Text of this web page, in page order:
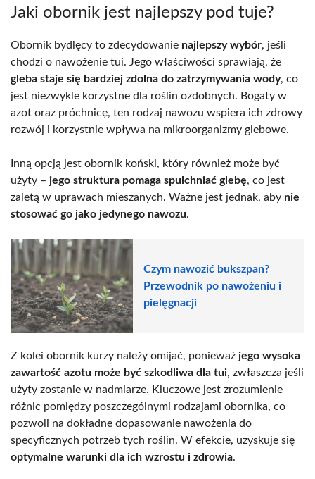
Jaki obornik jest najlepszy pod tuje?
Obornik bydlęcy to zdecydowanie najlepszy wybór, jeśli
chodzi o nawożenie tui. Jego właściwości sprawiają, że
gleba staje się bardziej zdolna do zatrzymywania wody, co
jest niezwykle korzystne dla roślin ozdobnych. Bogaty w
azot oraz próchnicę, ten rodzaj nawozu wspiera ich zdrowy
rozwój i korzystnie wpływa na mikroorganizmy glebowe.
Inną opcją jest obornik koński, który również może być
użyty – jego struktura pomaga spulchniać glebę, co jest
zaletą w uprawach mieszanych. Ważne jest jednak, aby nie
stosować go jako jedynego nawozu.
Czym nawozić bukszpan?
Przewodnik po nawożeniu i
pielęgnacji
Z kolei obornik kurzy należy omijać, ponieważ jego wysoka
zawartość azotu może być szkodliwa dla tui, zwłaszcza jeśli
użyty zostanie w nadmiarze. Kluczowe jest zrozumienie
różnic pomiędzy poszczególnymi rodzajami obornika, co
pozwoli na dokładne dopasowanie nawożenia do
specyficznych potrzeb tych roślin. W efekcie, uzyskuje się
optymalne warunki dla ich wzrostu i zdrowia.